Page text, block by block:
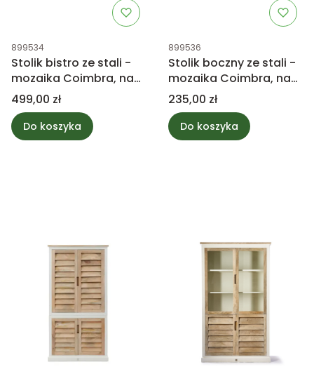
Kod produktu
899534
Stolik bistro ze stali -
mozaika Coimbra, na
zewnątrz
Cena
499,00 zł
Do koszyka
Kod produktu
899536
Stolik boczny ze stali -
mozaika Coimbra, na
zewnątrz
Cena
235,00 zł
Do koszyka